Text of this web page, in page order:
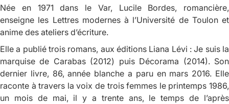
Née en 1971 dans le Var, Lucile Bordes, romancière,
enseigne les Lettres modernes à l’Université de Toulon et
anime des ateliers d’écriture.
Elle a publié trois romans, aux éditions Liana Lévi :Je suis la
marquise de Carabas(2012) puis Décorama (2014). Son
dernier livre, 86, année blanche a paru en mars 2016. Elle
raconte à travers la voix de trois femmes le printemps 1986,
un mois de mai, il y a trente ans, le temps de l’après